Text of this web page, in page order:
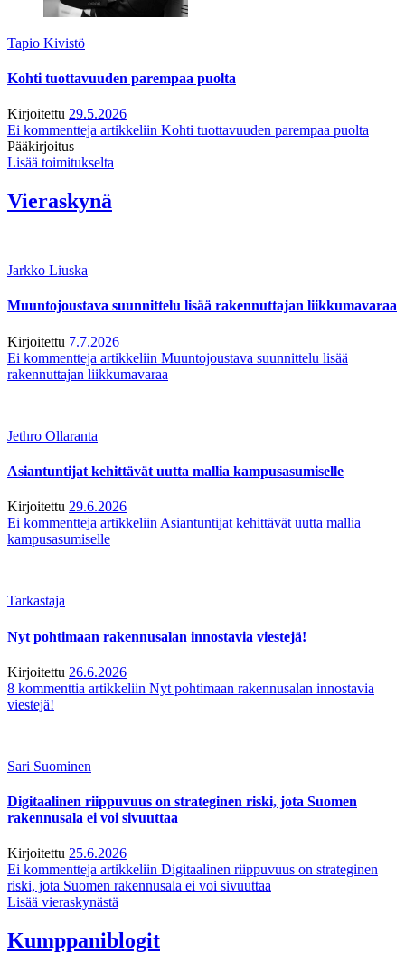
Tapio Kivistö
Kohti tuottavuuden parempaa puolta
Kirjoitettu 29.5.2026
Ei kommentteja artikkeliin Kohti tuottavuuden parempaa puolta
Pääkirjoitus
Lisää toimitukselta
Vieraskynä
Jarkko Liuska
Muuntojoustava suunnittelu lisää rakennuttajan liikkumavaraa
Kirjoitettu 7.7.2026
Ei kommentteja artikkeliin Muuntojoustava suunnittelu lisää
rakennuttajan liikkumavaraa
Jethro Ollaranta
Asiantuntijat kehittävät uutta mallia kampusasumiselle
Kirjoitettu 29.6.2026
Ei kommentteja artikkeliin Asiantuntijat kehittävät uutta mallia
kampusasumiselle
Tarkastaja
Nyt pohtimaan rakennusalan innostavia viestejä!
Kirjoitettu 26.6.2026
8 kommenttia artikkeliin Nyt pohtimaan rakennusalan innostavia
viestejä!
Sari Suominen
Digitaalinen riippuvuus on strateginen riski, jota Suomen
rakennusala ei voi sivuuttaa
Kirjoitettu 25.6.2026
Ei kommentteja artikkeliin Digitaalinen riippuvuus on strateginen
riski, jota Suomen rakennusala ei voi sivuuttaa
Lisää vieraskynästä
Kumppaniblogit